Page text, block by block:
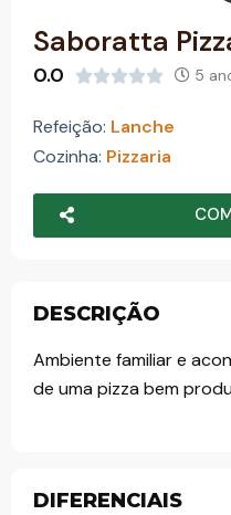
Saboratta
0.0  5
Refeição: Lanche
Cozinha: Pizzaria
DESCRIÇÃO
Ambiente familiar e
de uma pizza bem
DIFERENCIAIS